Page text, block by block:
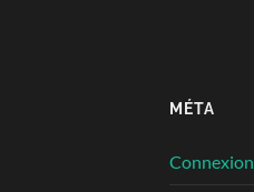
MÉTA
Connexion